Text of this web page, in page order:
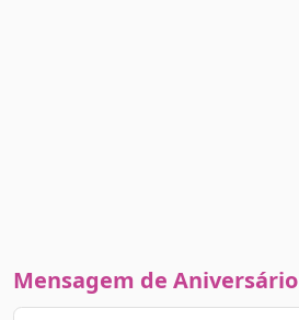
Mensagem de Aniversário